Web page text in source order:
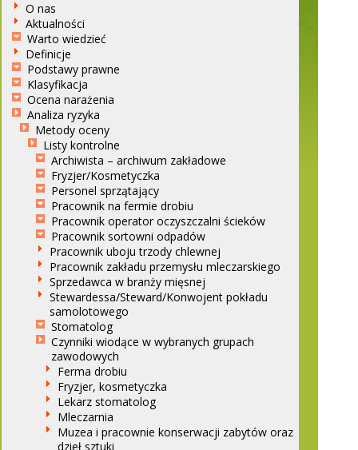
O nas
Aktualności
Warto wiedzieć
Definicje
Podstawy prawne
Klasyfikacja
Ocena narażenia
Analiza ryzyka
Metody oceny
Listy kontrolne
Archiwista – archiwum zakładowe
Fryzjer/Kosmetyczka
Personel sprzątający
Pracownik na fermie drobiu
Pracownik operator oczyszczalni ścieków
Pracownik sortowni odpadów
Pracownik uboju trzody chlewnej
Pracownik zakładu przemysłu mleczarskiego
Sprzedawca w branży mięsnej
Stewardessa/Steward/Konwojent pokładu
samolotowego
Stomatolog
Czynniki wiodące w wybranych grupach
zawodowych
Ferma drobiu
Fryzjer, kosmetyczka
Lekarz stomatolog
Mleczarnia
Muzea i pracownie konserwacji zabytów oraz
dzieł sztuki